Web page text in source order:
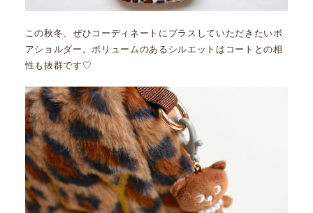
この秋冬、ぜひコーディネートにプラスしていただきたいボ
アショルダー。ボリュームのあるシルエットはコートとの相
性も抜群です♡